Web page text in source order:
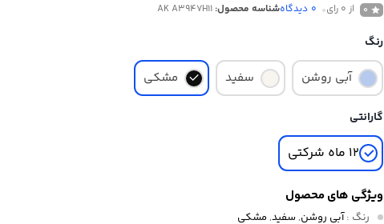
0 از 0 رای 0 دیدگاهشناسه محصول: AK A3947H11
رنگ
آبی روشن سفید مشکی
گارانتی
12 ماه شرکتی
ویژگی های محصول
رنگ :آبی روشن, سفید, مشکی